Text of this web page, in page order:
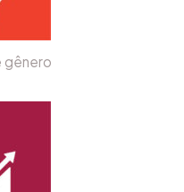
gênero